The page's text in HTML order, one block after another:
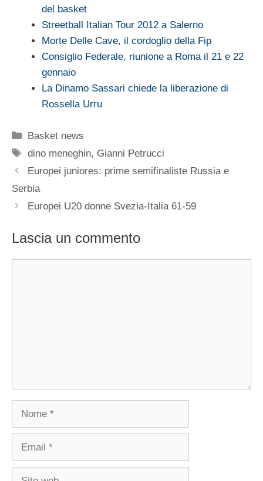
del basket
Streetball Italian Tour 2012 a Salerno
Morte Delle Cave, il cordoglio della Fip
Consiglio Federale, riunione a Roma il 21 e 22
gennaio
La Dinamo Sassari chiede la liberazione di
Rossella Urru
Categorie
Basket news
Tag
dino meneghin, Gianni Petrucci
Europei juniores: prime semifinaliste Russia e
Serbia
Europei U20 donne Svezia-Italia 61-59
Lascia un commento
Nome
Email
Sito